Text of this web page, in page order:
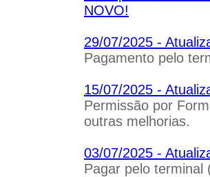
NOVO!
29/07/2025 -
Pagamento pelo
15/07/2025 -
Permissão por
outras melhorias.
03/07/2025 -
Pagar pelo terminal